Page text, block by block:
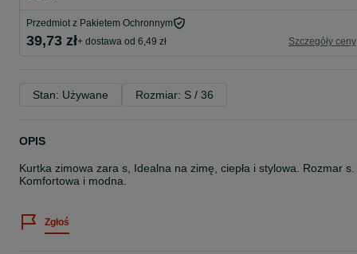
Przedmiot z Pakietem Ochronnym
39,73 zł+ dostawa od 6,49 zł Szczegóły ceny
Stan: Używane Rozmiar: S / 36
OPIS
Kurtka zimowa zara s, Idealna na zimę, ciepła i stylowa. Rozmar s.
Komfortowa i modna.
Zgłoś